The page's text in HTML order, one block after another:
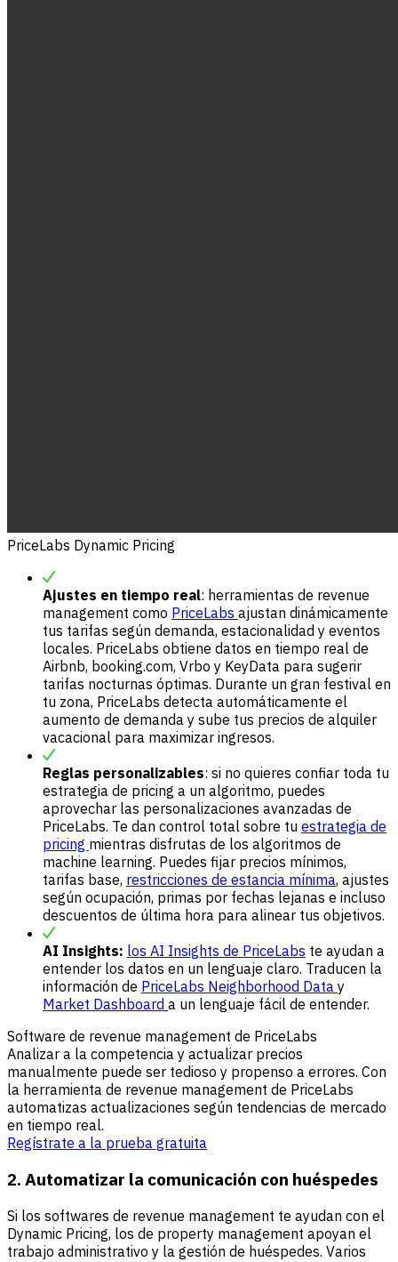
PriceLabs Dynamic Pricing
Ajustes en tiempo real: herramientas de revenue
management como PriceLabs ajustan dinámicamente
tus tarifas según demanda, estacionalidad y eventos
locales. PriceLabs obtiene datos en tiempo real de
Airbnb, booking.com, Vrbo y KeyData para sugerir
tarifas nocturnas óptimas. Durante un gran festival en
tu zona, PriceLabs detecta automáticamente el
aumento de demanda y sube tus precios de alquiler
vacacional para maximizar ingresos.
Reglas personalizables: si no quieres confiar toda tu
estrategia de pricing a un algoritmo, puedes
aprovechar las personalizaciones avanzadas de
PriceLabs. Te dan control total sobre tu estrategia de
pricing mientras disfrutas de los algoritmos de
machine learning. Puedes fijar precios mínimos,
tarifas base, restricciones de estancia mínima, ajustes
según ocupación, primas por fechas lejanas e incluso
descuentos de última hora para alinear tus objetivos.
AI Insights: los AI Insights de PriceLabs te ayudan a
entender los datos en un lenguaje claro. Traducen la
información de PriceLabs Neighborhood Data y
Market Dashboard a un lenguaje fácil de entender.
Software de revenue management de PriceLabs
Analizar a la competencia y actualizar precios
manualmente puede ser tedioso y propenso a errores. Con
la herramienta de revenue management de PriceLabs
automatizas actualizaciones según tendencias de mercado
en tiempo real.
Regístrate a la prueba gratuita
2. Automatizar la comunicación con huéspedes
Si los softwares de revenue management te ayudan con el
Dynamic Pricing, los de property management apoyan el
trabajo administrativo y la gestión de huéspedes. Varios